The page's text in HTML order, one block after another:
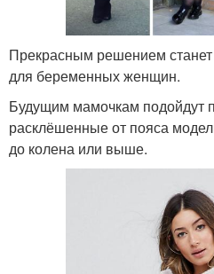
Прекрасным решением
для беременных женщин.
Будущим мамочкам подойдут
расклёшенные от пояса
до колена или выше.